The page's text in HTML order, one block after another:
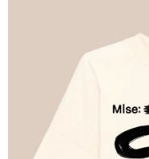
hvězdiček.